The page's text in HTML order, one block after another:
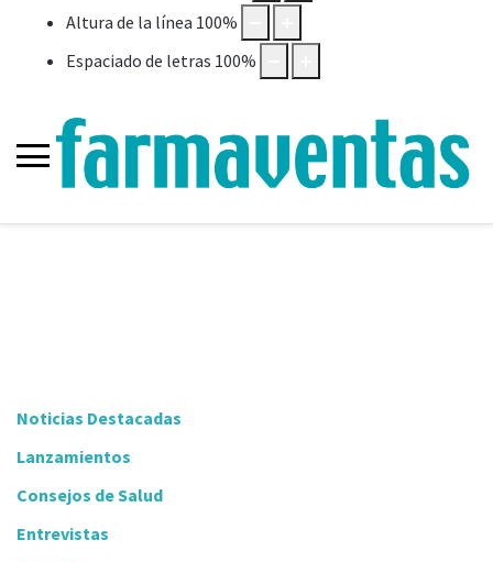
Altura de la línea 100%
Espaciado de letras 100%
Noticias Destacadas
Lanzamientos
Consejos de Salud
Entrevistas